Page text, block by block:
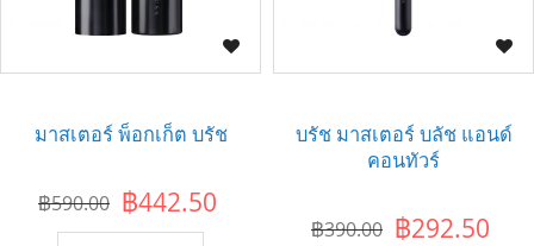
มาสเตอร์ พ็อกเก็ต บรัช
฿442.50
฿590.00
บรัช มาสเตอร์ บลัช แอนด์
คอนทัวร์
฿292.50
฿390.00